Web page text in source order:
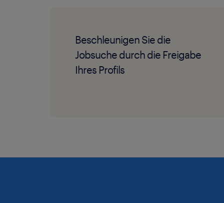
Beschleunigen Sie die
Jobsuche durch die Freigabe
Ihres Profils